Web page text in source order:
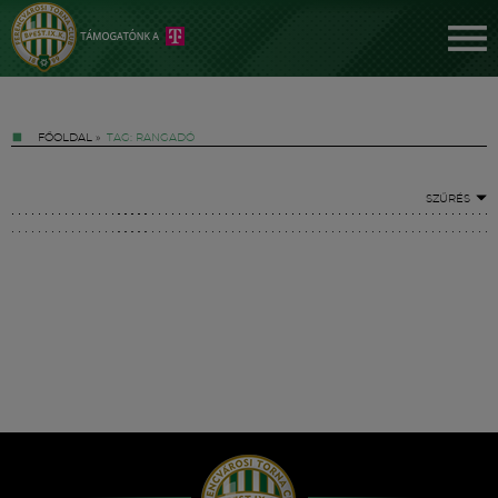
FŐOLDAL » TAG: RANGADÓ
SZŰRÉS
Hírek